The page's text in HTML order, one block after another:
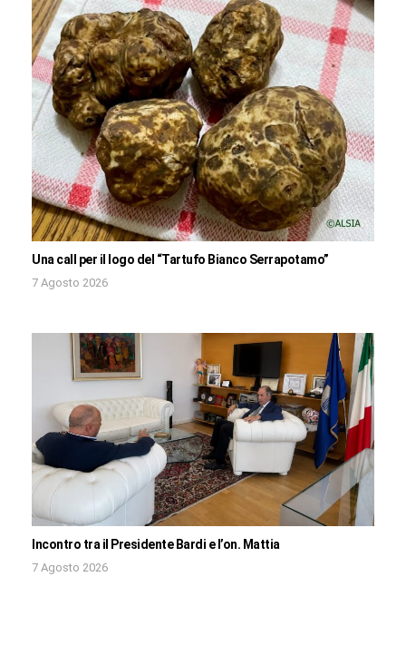
Una call per il logo del “Tartufo Bianco Serrapotamo”
7 Agosto 2026
Incontro tra il Presidente Bardi e l’on. Mattia
7 Agosto 2026